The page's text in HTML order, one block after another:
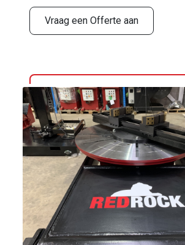
Vraag een Offerte aan